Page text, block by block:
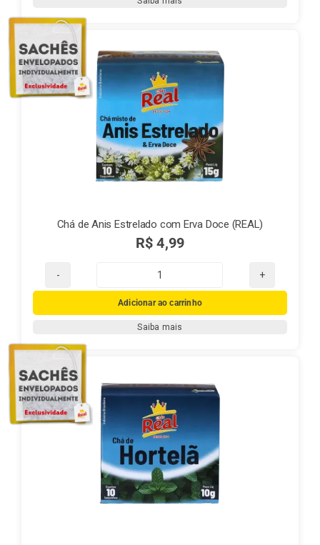
Chá de Anis Estrelado com Erva Doce (REAL)
R$ 4,99
Chá
de
Anis
Doce
(REAL)
quantidade
Adicionar ao carrinho
Saiba mais